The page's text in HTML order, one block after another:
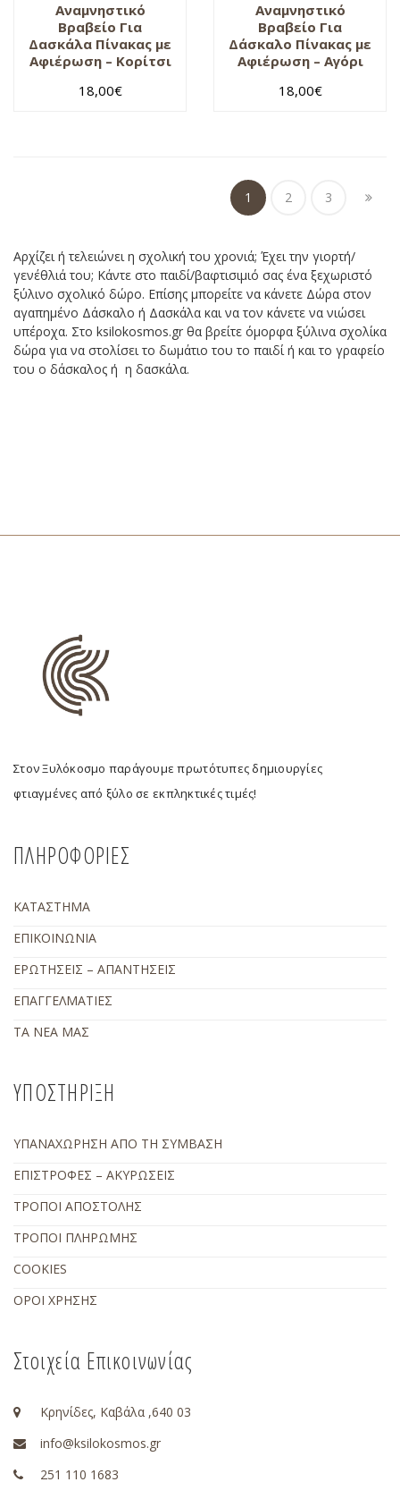
Αναμνηστικό
Βραβείο Για
Δασκάλα Πίνακας με
Αφιέρωση – Κορίτσι
18,00€
Αναμνηστικό
Βραβείο Για
Δάσκαλο Πίνακας με
Αφιέρωση – Αγόρι
18,00€
1 2 3
Αρχίζει ή τελειώνει η σχολική του χρονιά; Έχει την γιορτή/
γενέθλιά του; Κάντε στο παιδί/βαφτισιμιό σας ένα ξεχωριστό
ξύλινο σχολικό δώρο. Επίσης μπορείτε να κάνετε Δώρα στον
αγαπημένο Δάσκαλο ή Δασκάλα και να τον κάνετε να νιώσει
υπέροχα. Στο ksilokosmos.gr θα βρείτε όμορφα ξύλινα σχολίκα
δώρα για να στολίσει το δωμάτιο του το παιδί ή και το γραφείο
του ο δάσκαλος ή η δασκάλα.
Στον Ξυλόκοσμο παράγουμε πρωτότυπες δημιουργίες
φτιαγμένες από ξύλο σε εκπληκτικές τιμές!
ΠΛΗΡΟΦΟΡΙΕΣ
ΚΑΤΑΣΤΗΜΑ
ΕΠΙΚΟΙΝΩΝΙΑ
ΕΡΩΤΗΣΕΙΣ – ΑΠΑΝΤΗΣΕΙΣ
ΕΠΑΓΓΕΛΜΑΤΙΕΣ
ΤΑ ΝΕΑ ΜΑΣ
ΥΠΟΣΤΗΡΙΞΗ
ΥΠΑΝΑΧΩΡΗΣΗ ΑΠΟ ΤΗ ΣΥΜΒΑΣΗ
ΕΠΙΣΤΡΟΦΕΣ – ΑΚΥΡΩΣΕΙΣ
ΤΡΟΠΟΙ ΑΠΟΣΤΟΛΗΣ
ΤΡΟΠΟΙ ΠΛΗΡΩΜΗΣ
COOKIES
ΟΡΟΙ ΧΡΗΣΗΣ
Στοιχεία Επικοινωνίας
Κρηνίδες, Καβάλα ,640 03
info@ksilokosmos.gr
251 110 1683